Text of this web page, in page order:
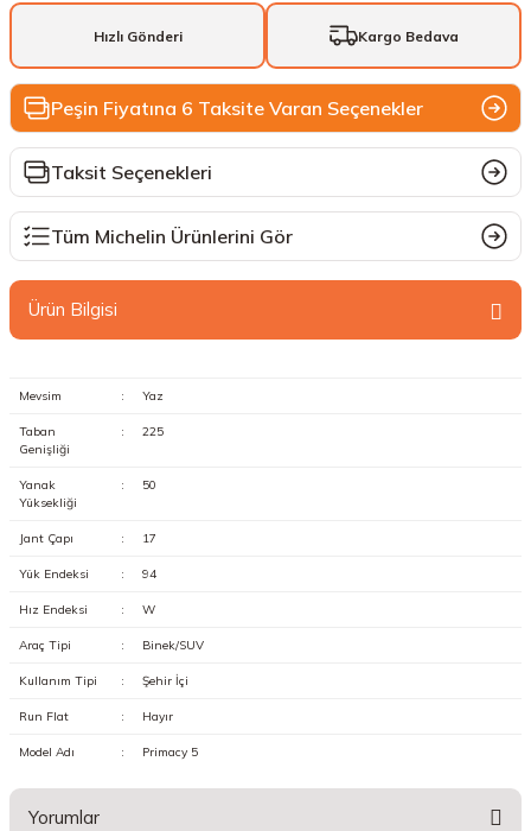
Hızlı Gönderi Kargo Bedava
Peşin Fiyatına 6 Taksite Varan Seçenekler
Taksit Seçenekleri
Tüm Michelin Ürünlerini Gör
Ürün Bilgisi
Mevsim : Yaz
Taban
Genişliği
: 225
Yanak
Yüksekliği
: 50
Jant Çapı : 17
Yük Endeksi : 94
Hız Endeksi : W
Araç Tipi : Binek/SUV
Kullanım Tipi : Şehir İçi
Run Flat : Hayır
Model Adı : Primacy 5
Yorumlar